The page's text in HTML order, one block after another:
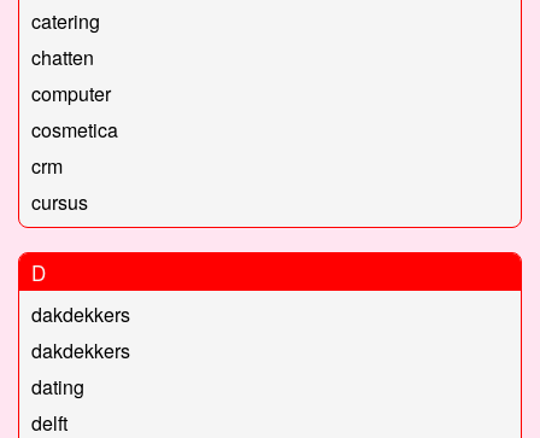
catering
chatten
computer
cosmetica
crm
cursus
D
dakdekkers
dakdekkers
dating
delft